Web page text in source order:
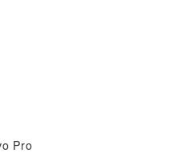
Pro